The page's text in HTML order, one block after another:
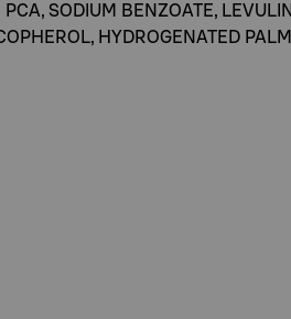
SODIUM BENZOATE,
HYDROGENATED